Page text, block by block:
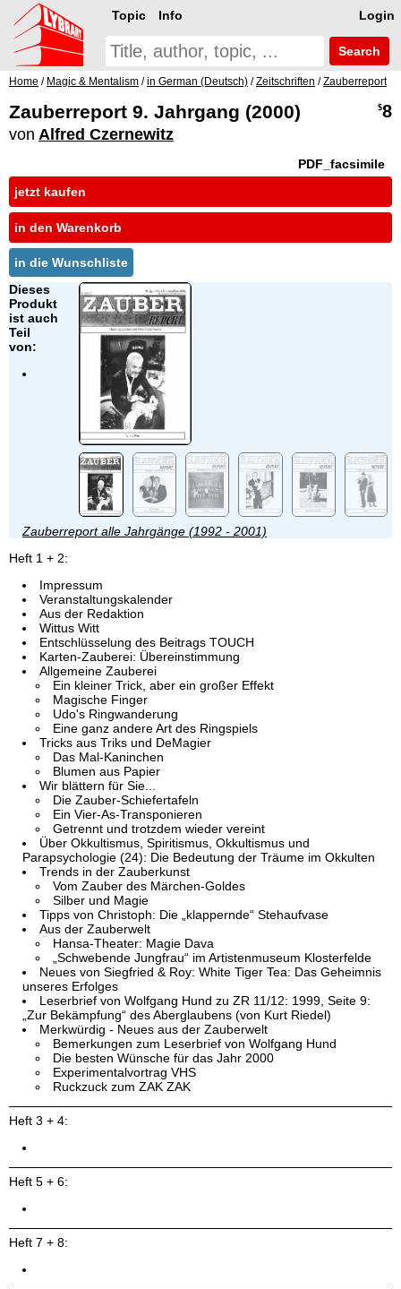
Login
Topic Info
Search
Home / Magic & Mentalism /in German (Deutsch) /Zeitschriften /Zauberreport
Zauberreport 9. Jahrgang (2000)
von Alfred Czernewitz
$8
PDF_facsimile
jetzt kaufen
in den Warenkorb
in die Wunschliste
Dieses
Produkt
ist auch
Teil
von:
Zauberreport alle Jahrgänge (1992 - 2001)
Heft 1 + 2:
Impressum
Veranstaltungskalender
Aus der Redaktion
Wittus Witt
Entschlüsselung des Beitrags TOUCH
Karten-Zauberei: Übereinstimmung
Allgemeine Zauberei
Ein kleiner Trick, aber ein großer Effekt
Magische Finger
Udo's Ringwanderung
Eine ganz andere Art des Ringspiels
Tricks aus Triks und DeMagier
Das Mal-Kaninchen
Blumen aus Papier
Wir blättern für Sie...
Die Zauber-Schiefertafeln
Ein Vier-As-Transponieren
Getrennt und trotzdem wieder vereint
Über Okkultismus, Spiritismus, Okkultismus und
Parapsychologie (24): Die Bedeutung der Träume im Okkulten
Trends in der Zauberkunst
Vom Zauber des Märchen-Goldes
Silber und Magie
Tipps von Christoph: Die „klappernde“ Stehaufvase
Aus der Zauberwelt
Hansa-Theater: Magie Dava
„Schwebende Jungfrau“ im Artistenmuseum Klosterfelde
Neues von Siegfried & Roy: White Tiger Tea: Das Geheimnis
unseres Erfolges
Leserbrief von Wolfgang Hund zu ZR 11/12: 1999, Seite 9:
„Zur Bekämpfung“ des Aberglaubens (von Kurt Riedel)
Merkwürdig - Neues aus der Zauberwelt
Bemerkungen zum Leserbrief von Wolfgang Hund
Die besten Wünsche für das Jahr 2000
Experimentalvortrag VHS
Ruckzuck zum ZAK ZAK
Heft 3 + 4:
Heft 5 + 6:
Heft 7 + 8: